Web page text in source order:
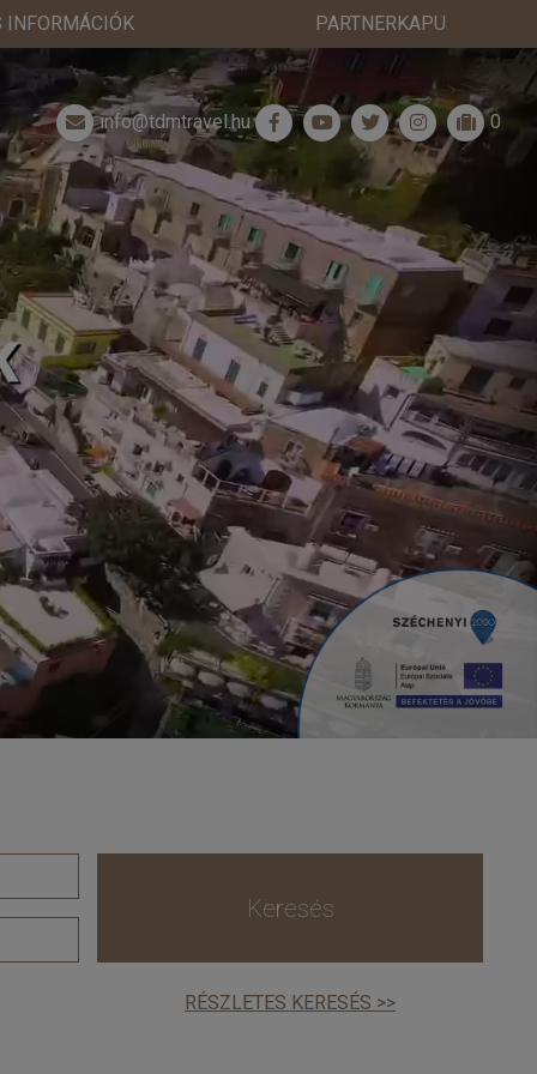
INFORMÁCIÓK PARTNERKAPU
info@tdmtravel.hu 0
Keresés
RÉSZLETES KERESÉS >>